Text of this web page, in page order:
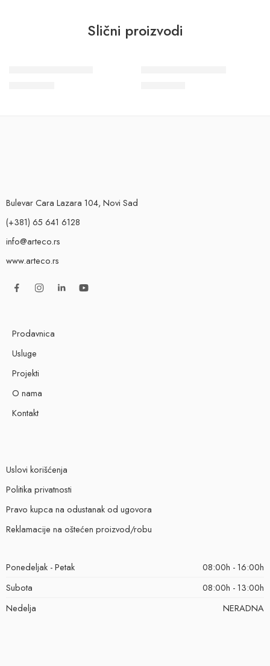
Slični proizvodi
Bulevar Cara Lazara 104, Novi Sad
(+381) 65 641 6128
info@arteco.rs
www.arteco.rs
Prodavnica
Usluge
Projekti
O nama
Kontakt
Uslovi korišćenja
Politika privatnosti
Pravo kupca na odustanak od ugovora
Reklamacije na oštećen proizvod/robu
Ponedeljak - Petak
08:00h - 16:00h
Subota
08:00h - 13:00h
Nedelja
NERADNA